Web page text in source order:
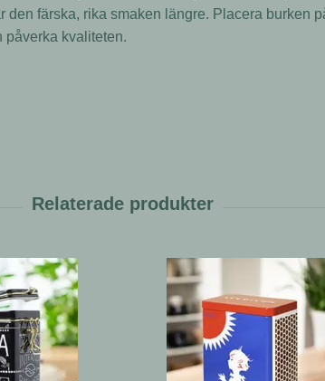
färska, rika smaken längre. Placera burken
påverka kvaliteten.